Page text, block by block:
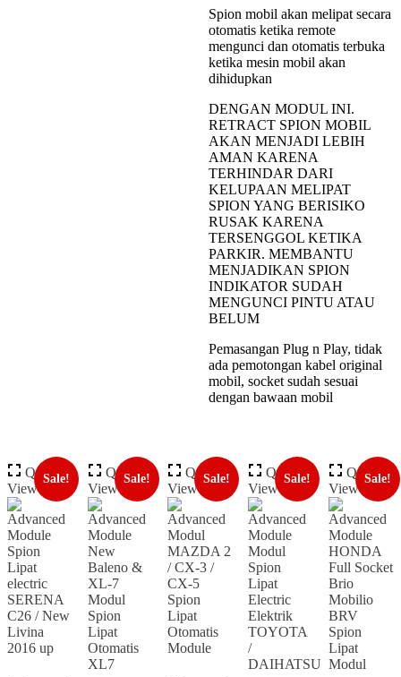
Spion mobil akan melipat secara
otomatis ketika remote
mengunci dan otomatis terbuka
ketika mesin mobil akan
dihidupkan
DENGAN MODUL INI.
RETRACT SPION MOBIL
AKAN MENJADI LEBIH
AMAN KARENA
TERHINDAR DARI
KELUPAAN MELIPAT
SPION YANG BERISIKO
RUSAK KARENA
TERSENGGOL KETIKA
PARKIR. MEMBANTU
MENJADIKAN SPION
INDIKATOR SUDAH
MENGUNCI PINTU ATAU
BELUM
Pemasangan Plug n Play, tidak
ada pemotongan kabel original
mobil, socket sudah sesuai
dengan bawaan mobil
Quick
View
Sale!
Quick
View
Sale!
Quick
View
Sale!
Quick
View
Sale!
Quick
View
Sale!